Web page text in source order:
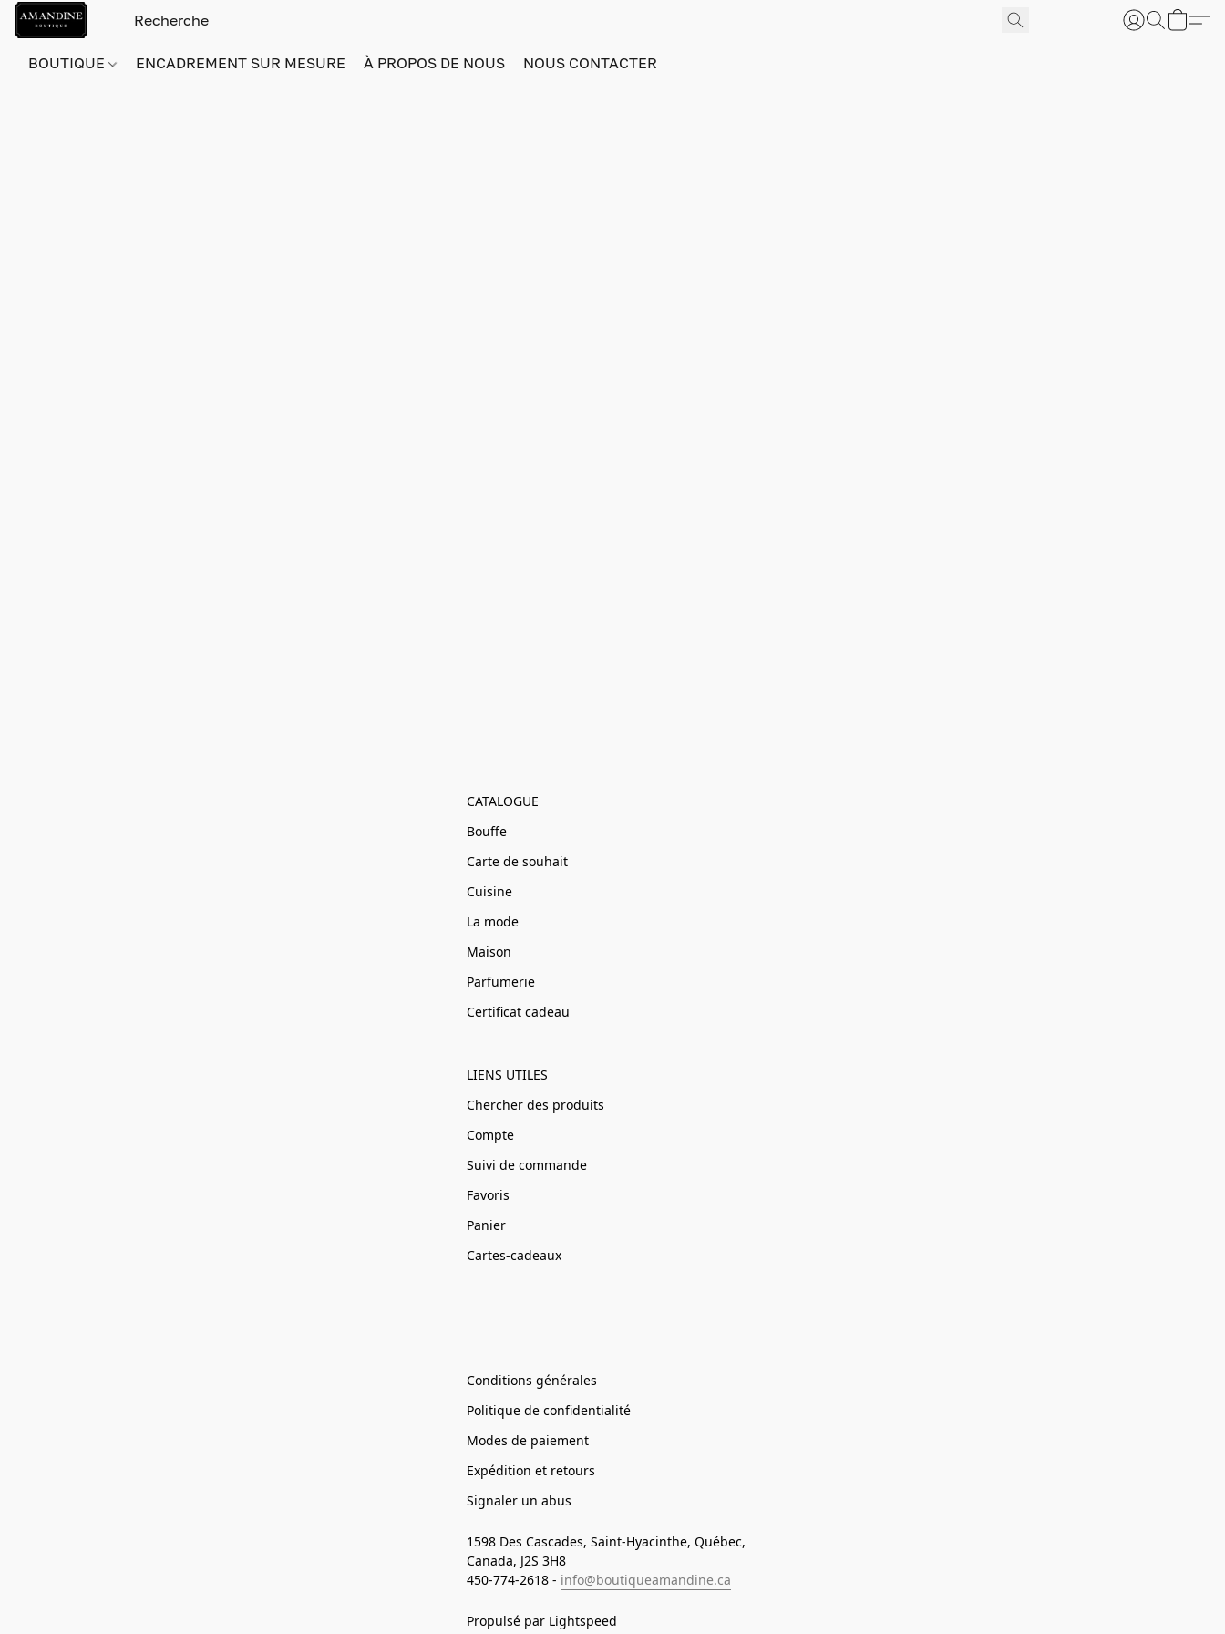
BOUTIQUE ENCADREMENT SUR MESURE À PROPOS DE NOUS NOUS CONTACTER
CATALOGUE
Bouffe
Carte de souhait
Cuisine
La mode
Maison
Parfumerie
Certificat cadeau
LIENS UTILES
Chercher des produits
Compte
Suivi de commande
Favoris
Panier
Cartes-cadeaux
Conditions générales
Politique de confidentialité
Modes de paiement
Expédition et retours
Signaler un abus
1598 Des Cascades, Saint-Hyacinthe, Québec,
Canada, J2S 3H8
450-774-2618 - info@boutiqueamandine.ca
Propulsé par Lightspeed